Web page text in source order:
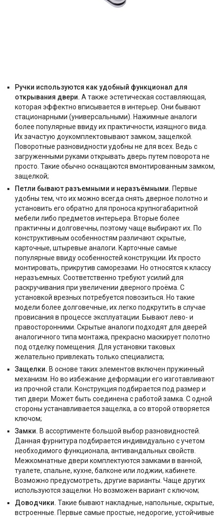
Ручки используются как удобный функционал для
открывания двери. А также эстетическая составляющая,
которая эффектно вписывается в интерьер. Они бывают
стационарными (универсальными). Нажимные аналоги
более популярные ввиду их практичности, изящного вида.
Их зачастую доукомплектовывают замком, защелкой.
Поворотные разновидности удобны не для всех. Ведь с
загруженными руками открывать дверь путем поворота не
просто. Такие обычно оснащаются вмонтированным замком,
защелкой;
Петли бывают разъемными и неразъёмными. Первые
удобны тем, что их можно всегда снять дверное полотно и
установить его обратно для проноса крупногабаритной
мебели либо предметов интерьера. Вторые более
практичны и долговечны, поэтому чаще выбирают их. По
конструктивным особенностям различают скрытые,
карточные, штыревые аналоги. Карточные самые
популярные ввиду особенностей конструкции. Их просто
монтировать, прикрутив саморезами. Но относятся к классу
неразъемных. Соответственно требуют усилий для
раскручивания при увеличении дверного проёма. С
установкой врезных потребуется повозиться. Но такие
модели более долговечные, их легко подкрутить в случае
провисания в процессе эксплуатации. Бывают лево- и
правосторонними. Скрытые аналоги подходят для дверей
аналогичного типа монтажа, прекрасно маскирует полотно
под отделку помещения. Для установки таковых
желательно привлекать только специалиста;
Защелки. В основе таких элементов включен пружинный
механизм. Но во избежание деформации его изготавливают
из прочной стали. Конструкция подбирается под размер и
тип двери. Может быть соединена с работой замка. С одной
стороны устанавливается защелка, а со второй отворяется
ключом;
Замки. В ассортименте большой выбор разновидностей.
Данная фурнитура подбирается индивидуально с учетом
необходимого функционала, антивандальных свойств.
Межкомнатные двери комплектуются замками в ванной,
туалете, спальне, кухне, балконе или лоджии, кабинете.
Возможно предусмотреть, другие варианты. Чаще других
используются защелки. Но возможен вариант с ключом;
Доводчики. Такие бывают накладные, напольные, скрытые,
встроенные. Первые самые простые, недорогие, устойчивые